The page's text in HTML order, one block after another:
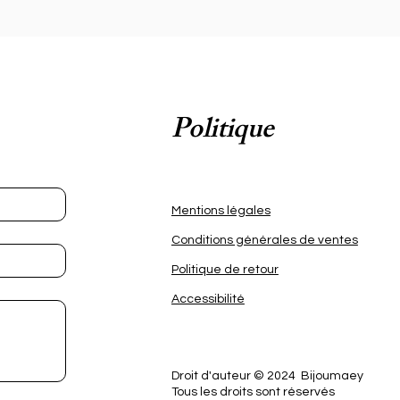
Politique
Mentions légales
Conditions générales de ventes
Politique de retour
Accessibilité
Droit d'auteur © 2024 Bijoumaey
Tous les droits sont réservés